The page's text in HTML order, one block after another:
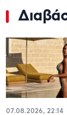
07.08.2026, 22:14